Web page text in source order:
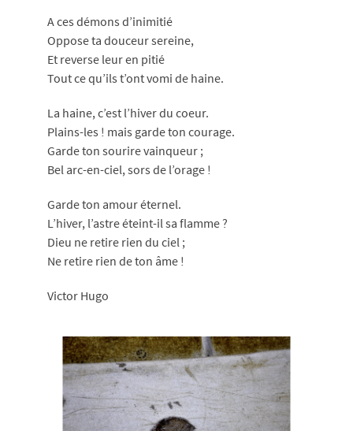
A ces démons d’inimitié
Oppose ta douceur sereine,
Et reverse leur en pitié
Tout ce qu’ils t’ont vomi de haine.
La haine, c’est l’hiver du coeur.
Plains-les ! mais garde ton courage.
Garde ton sourire vainqueur ;
Bel arc-en-ciel, sors de l’orage !
Garde ton amour éternel.
L’hiver, l’astre éteint-il sa flamme ?
Dieu ne retire rien du ciel ;
Ne retire rien de ton âme !
Victor Hugo